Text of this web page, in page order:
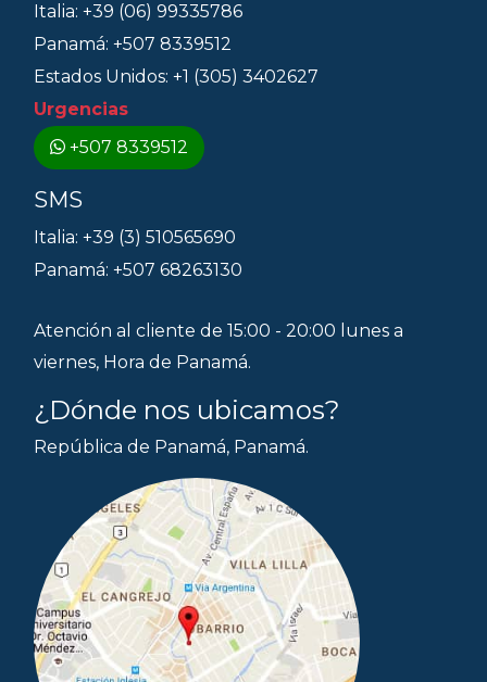
Italia: +39 (06) 99335786
Panamá: +507 8339512
Estados Unidos: +1 (305) 3402627
Urgencias
+507 8339512
SMS
Italia: +39 (3) 510565690
Panamá: +507 68263130
Atención al cliente de 15:00 - 20:00 lunes a
viernes, Hora de Panamá.
¿Dónde nos ubicamos?
República de Panamá, Panamá.